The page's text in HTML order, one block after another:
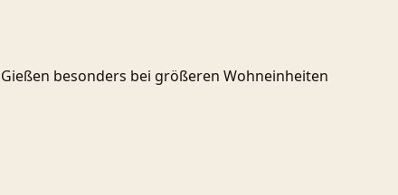
besonders bei größeren Wohneinheiten